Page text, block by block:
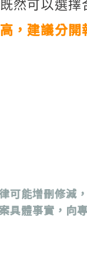
，建議分開
可能增刪修
具體事實，向